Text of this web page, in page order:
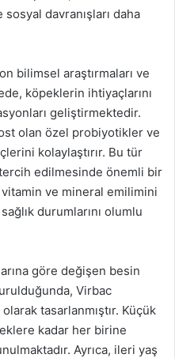
davranışları daha
bilimsel araştırmaları ve
köpeklerin ihtiyaçlarını
geliştirmektedir.
olan özel probiyotikler ve
kolaylaştırır. Bu tür
edilmesinde önemli bir
ve mineral emilimini
durumlarını olumlu
göre değişen besin
Virbac
tasarlanmıştır. Küçük
kadar her birine
Ayrıca, ileri yaş